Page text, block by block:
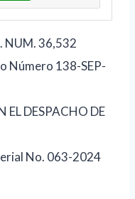
NUM. 36,532
Número 138-SEP-
EL DESPACHO DE
No. 063-2024